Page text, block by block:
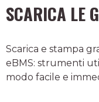
SCARICA LE
Scarica e stampa
eBMS: strumenti
modo facile e